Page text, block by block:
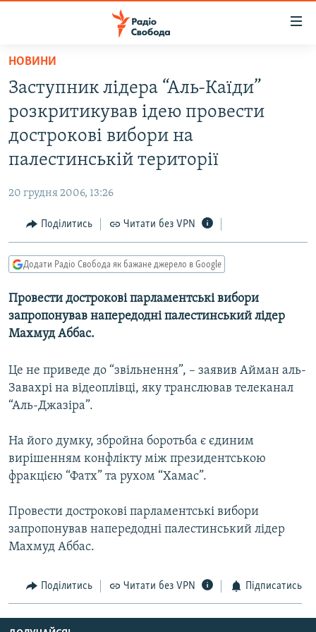
Перейти
основного
матеріалу
Перейти
до
основної
Перейти
пошуку
ВСЕ ЗА ДОБУ
СТАТТІ
СУСПІЛЬСТВО
КУЛЬТУРА
СПОРТ
СВІТ
ДОНБАС.РЕАЛІЇ
КРИМ.РЕАЛІЇ
ТИ ЯК?
КИТАЙ.ВИКЛИКИ
МУЛЬТИМЕДІА
СПЕЦПРОЄКТИ
ПОДКАСТИ
КРИМ РЕАЛІЇ
РУС
УКР
КТАТ
ДОЛУЧАЙСЯ!
НОВИНИ
Заступник лідера “Аль-Каїди”
розкритикував ідею провести
дострокові вибори на
палестинській території
20 грудня 2006, 13:26
Поділитись Читати без VPN
Додати Радіо Свобода як бажане джерело в Google
Провести дострокові парламентські вибори
запропонував напередодні палестинський лідер
Махмуд Аббас.
Це не приведе до “звільнення”, – заявив Айман аль-
Завахрі на відеоплівці, яку транслював телеканал
“Аль-Джазіра”.
На його думку, збройна боротьба є єдиним
вирішенням конфлікту між президентською
фракцією “Фатх” та рухом “Хамас”.
Провести дострокові парламентські вибори
запропонував напередодні палестинський лідер
Махмуд Аббас.
Поділитись Читати без VPN Підписатись